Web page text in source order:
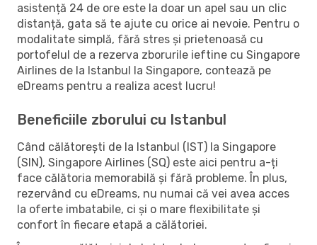
asistență 24 de ore este la doar un apel sau un clic
distanță, gata să te ajute cu orice ai nevoie. Pentru o
modalitate simplă, fără stres și prietenoasă cu
portofelul de a rezerva zborurile ieftine cu Singapore
Airlines de la Istanbul la Singapore, contează pe
eDreams pentru a realiza acest lucru!
Beneficiile zborului cu Istanbul
Când călătorești de la Istanbul (IST) la Singapore
(SIN), Singapore Airlines (SQ) este aici pentru a-ți
face călătoria memorabilă și fără probleme. În plus,
rezervând cu eDreams, nu numai că vei avea acces
la oferte imbatabile, ci și o mare flexibilitate și
confort în fiecare etapă a călătoriei.